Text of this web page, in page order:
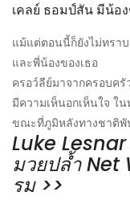
เคลย์ ธอมป์สัน มีน้อ
แม้แต่ตอนนี้ก็ยังไม่ทรา
และพี่น้องของเธอ
ครอว์ลีย์มาจากครอบค
มีความเห็นอกเห็นใจ ใ
ขณะที่ภูมิหลังทางชาติพั
Luke
มวยปล้ำ
รม >>